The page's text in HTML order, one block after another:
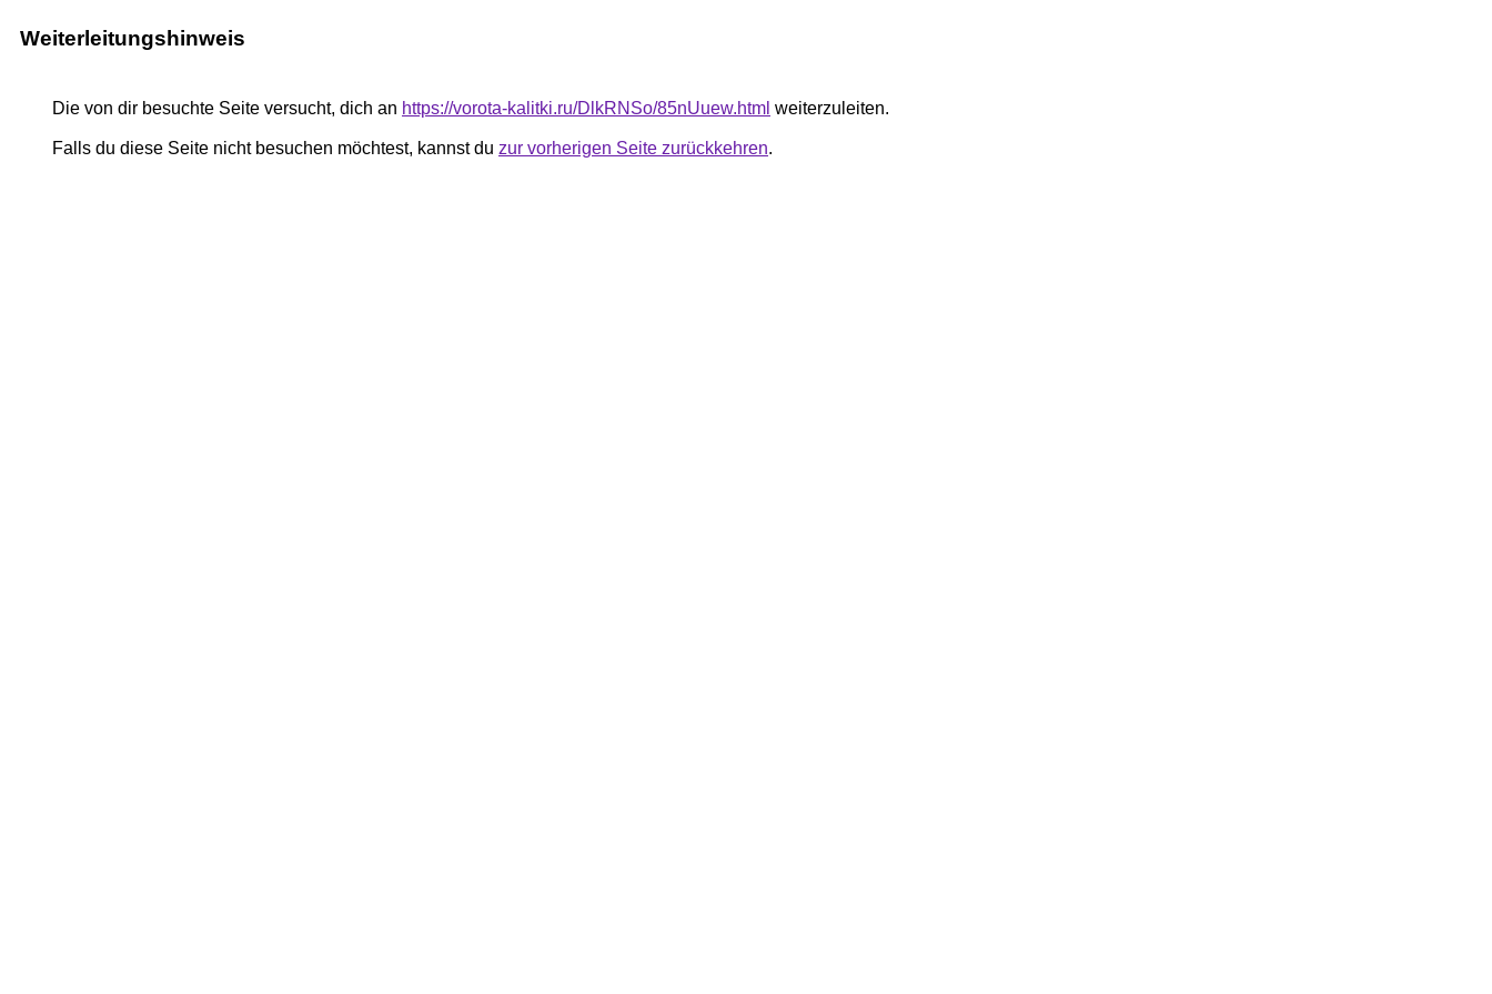
Weiterleitungshinweis
Die von dir besuchte Seite versucht, dich an https://vorota-kalitki.ru/DlkRNSo/85nUuew.html weiterzuleiten.
Falls du diese Seite nicht besuchen möchtest, kannst du zur vorherigen Seite zurückkehren.